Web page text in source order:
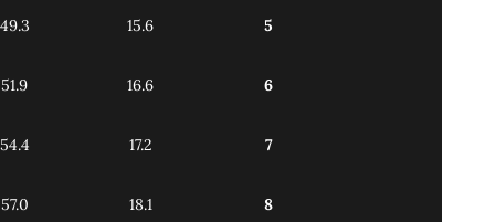
49.3 15.6 5
51.9 16.6 6
54.4 17.2 7
57.0 18.1 8